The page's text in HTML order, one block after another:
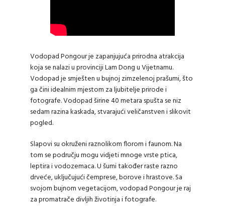
Vodopad Pongour je zapanjujuća prirodna atrakcija
koja se nalazi u provinciji Lam Dong u Vijetnamu.
Vodopad je smješten u bujnoj zimzelenoj prašumi, što
ga čini idealnim mjestom za ljubitelje prirode i
fotografe. Vodopad širine 40 metara spušta se niz
sedam razina kaskada, stvarajući veličanstven i slikovit
pogled.
Slapovi su okruženi raznolikom florom i faunom. Na
tom se području mogu vidjeti mnoge vrste ptica,
leptira i vodozemaca. U šumi također raste razno
drveće, uključujući čemprese, borove i hrastove. Sa
svojom bujnom vegetacijom, vodopad Pongour je raj
za promatrače divljih životinja i fotografe.